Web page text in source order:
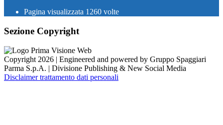
Pagina visualizzata 1260 volte
Sezione Copyright
Copyright 2026 | Engineered and powered by Gruppo Spaggiari
Parma S.p.A. | Divisione Publishing & New Social Media
Disclaimer trattamento dati personali